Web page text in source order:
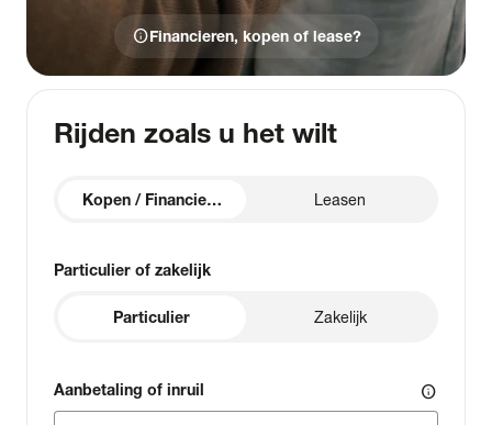
infoFinancieren, kopen of lease?
Rijden zoals u het wilt
Kopen / Financieren Leasen
Particulier of zakelijk
Particulier Zakelijk
Aanbetaling of inruil info